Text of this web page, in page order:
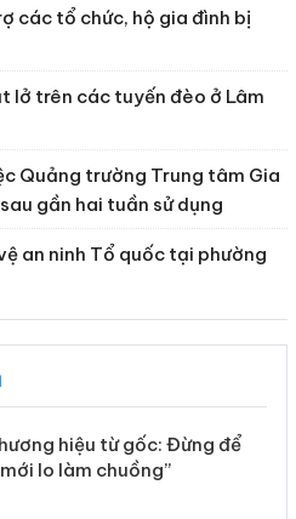
các tổ chức, hộ gia đình bị
lở trên các tuyến đèo ở Lâm
Quảng trường Trung tâm Gia
gần hai tuần sử dụng
an ninh Tổ quốc tại phường
hiệu từ gốc: Đừng để
lo làm chuồng”